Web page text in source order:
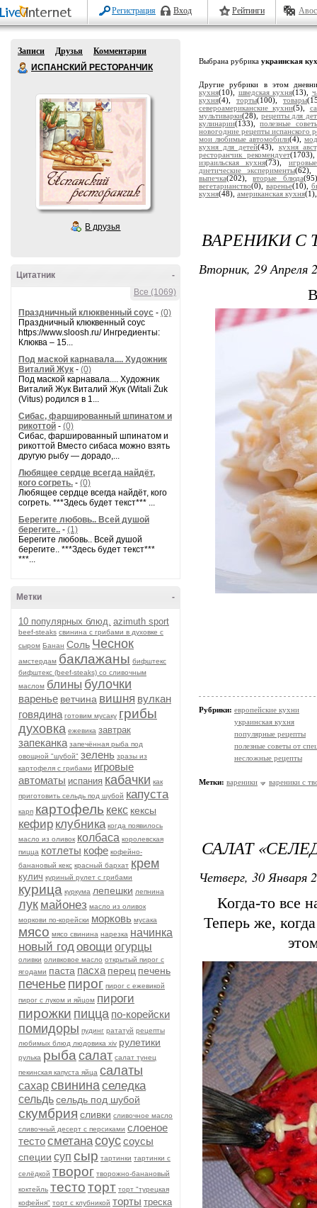
Регистрация Вход Рейтинги
Записи Друзья
Комментарии
ИСПАНСКИЙ РЕСТОРАНЧИК
В друзья
-
Цитатник
Все (1069)
Праздничный клюквенный соус - (0)
Праздничный клюквенный соус
https://www.sloosh.ru/ Ингредиенты:
Клюква – 15...
Под маской карнавала.... Художник
Виталий Жук - (0)
Под маской карнавала.... Художник
Виталий Жук Виталий Жук (Witali Żuk
(Vitus) родился в 1...
Сибас, фаршированный шпинатом и
рикоттой - (0)
Сибас, фаршированный шпинатом и
рикоттой Вместо сибаса можно взять
другую рыбу — дорадо,...
Любящее сердце всегда найдёт,
кого согреть. - (0)
Любящее сердце всегда найдёт, кого
согреть. ***Здесь будет текст*** ...
Берегите любовь.. Всей душой
берегите.. - (1)
Берегите любовь.. Всей душой
берегите.. ***Здесь будет текст***
***...
-
Метки
10 популярных блюд. azimuth sport
beef-stеаks cвинина с грибами в духовке с
сыром Банан Соль Чеснок
амстердам баклажаны бифштекс
бифштекс (beef-stеаks) со сливочным
маслом блины булочки
варенье ветчина вишня вулкан
говядина готовим мусаку грибы
духовка ежевика завтрак
запеканка запечённая рыба под
овощной "шубой" зелень зразы из
картофеля с грибами игровые
автоматы испания кабачки как
приготовить сельдь под шубой капуста
карп картофель кекс кексы
кефир клубника когда появилось
масло из оливок колбаса королевская
пицца котлеты кофе кофейно-
банановый кекс красный бархат крем
кулич куриный рулет с грибами
курица куркума лепешки лепнина
лук майонез масло из оливок
моркови по-корейски морковь мусака
мясо мясо свинина нарезка начинка
новый годовощи огурцы
оливки оливковое масло открытый пирог с
ягодами паста пасха перец печень
печенье пирог пирог с ежевикой
пирог с луком и яйцом пироги
пирожки пицца по-корейски
помидоры пудинг рататуй рецепты
любимых блюд людовика xiv рулетики
рулька рыба салат салат тунец
пекинская капуста яйца салаты
сахарсвининаселедка
сельдьсельдь под шубой
скумбрия сливки сливочное масло
сливочный десерт с персиками слоеное
тестосметанасоуссоусы
специи суп сыр тартинки тартинки с
селёдкой творог творожно-банановый
коктейль тестоторт торт "турецкая
кофейня" торт с клубникой торты треска
Выбрана рубрика украинская
Другие рубрики в этом
кухня(10), шведская кухня(13),
кухня(4), торты(100), товары
североамериканские кухни(5),
мультиварки(28), рецепты для
кулинарии(133),полезные
новогодние рецепты испанского
мои любимые автомобили(4),
кухня для детей(43), кухня
ресторанчик рекомендует
израильская кухня(73),
диетические эксперименты(62),
выпечка(202),вторые блюда
вегетарианство(0), варенье(10),
кухня(48), американская кухня
ВАРЕНИКИ С
Вторник, 29 Апреля
Рубрики: европейские кухни
украинская кухня
популярные рецепты
полезные советы от
несложные рецепты
Метки: вареники вареники с
САЛАТ
Четверг, 30 Января
Когда-то все
Теперь же,